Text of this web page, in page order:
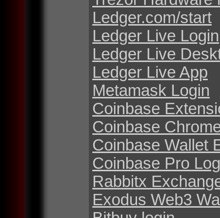
Ledger.com/start
Ledger Live Login
Ledger Live
Ledger Live App
Metamask Login
Coinbase
Coinbase
Coinbase Wallet
Coinbase Pro
Rabbitx
Exodus Web3